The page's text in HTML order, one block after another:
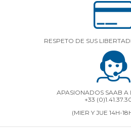
RESPETO DE SUS
APASIONADOS SAAB A
+33
(MIER Y JUE 14H-